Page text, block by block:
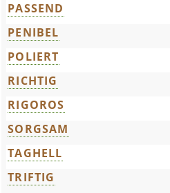
PASSEND
PENIBEL
POLIERT
RICHTIG
RIGOROS
SORGSAM
TAGHELL
TRIFTIG